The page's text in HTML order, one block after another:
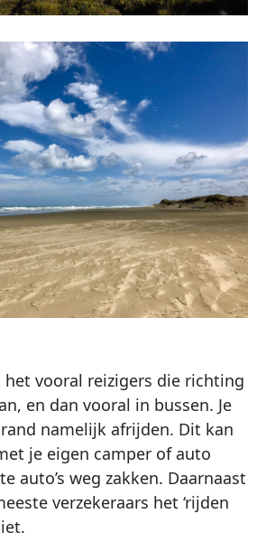
het vooral reizigers die richting
en dan vooral in bussen. Je
namelijk afrijden. Dit kan
je eigen camper of auto
auto’s weg zakken. Daarnaast
verzekeraars het ‘rijden